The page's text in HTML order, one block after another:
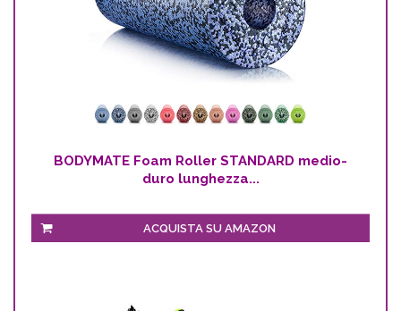
BODYMATE Foam Roller STANDARD medio-
duro lunghezza...
ACQUISTA SU AMAZON